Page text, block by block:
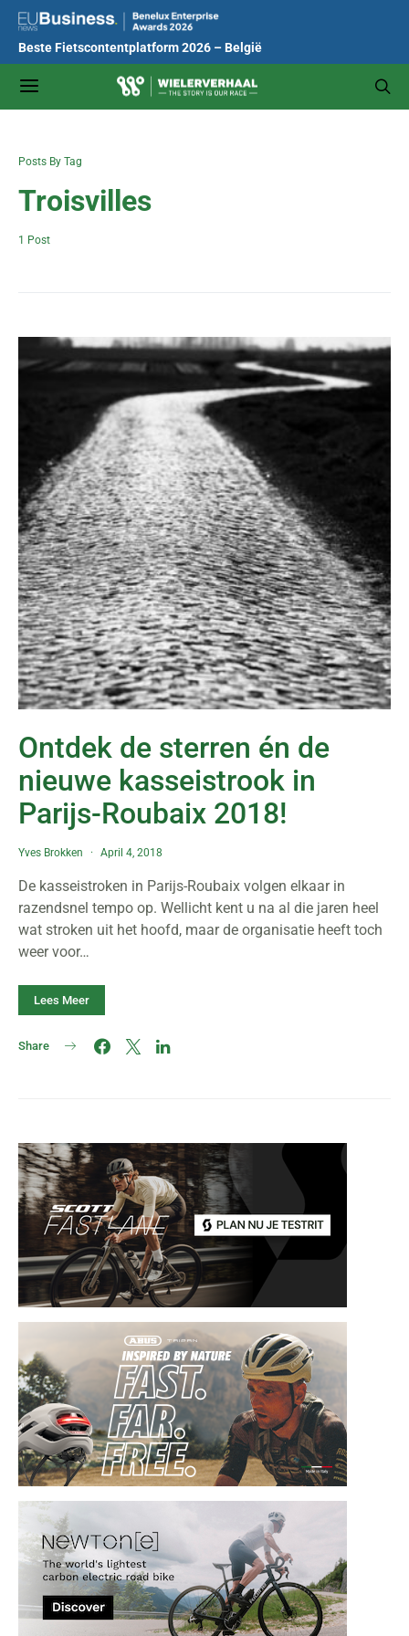
Beste Fietscontentplatform 2026 – België
Posts By Tag
Troisvilles
1 Post
Ontdek de sterren én de
nieuwe kasseistrook in
Parijs-Roubaix 2018!
Yves Brokken April 4, 2018
De kasseistroken in Parijs-Roubaix volgen elkaar in
razendsnel tempo op. Wellicht kent u na al die jaren heel
wat stroken uit het hoofd, maar de organisatie heeft toch
weer voor…
Lees Meer
Share